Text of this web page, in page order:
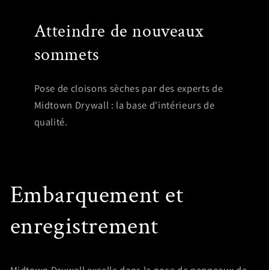
Atteindre de nouveaux
sommets
Pose de cloisons sèches par des experts de
Midtown Drywall : la base d'intérieurs de
qualité.
Embarquement et
enregistrement